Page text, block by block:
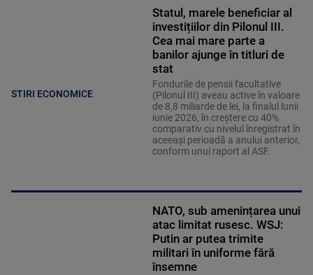
STIRI ECONOMICE
Statul, marele beneficiar al
investițiilor din Pilonul III.
Cea mai mare parte a
banilor ajunge în titluri de
stat
Fondurile de pensii facultative
(Pilonul III) aveau active în valoare
de 8,8 miliarde de lei, la finalul lunii
iunie 2026, în creştere cu 40%
comparativ cu nivelul înregistrat în
aceeaşi perioadă a anului anterior,
conform unui raport al ASF.
NATO, sub amenințarea unui
atac limitat rusesc. WSJ:
Putin ar putea trimite
militari în uniforme fără
însemne